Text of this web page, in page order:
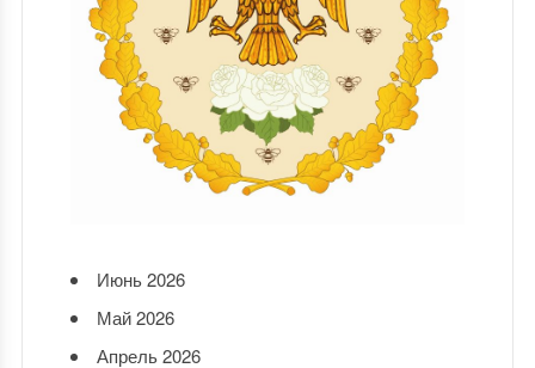
Июнь 2026
Май 2026
Апрель 2026